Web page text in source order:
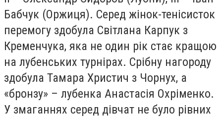
Бабчук (Оржиця). Серед жінок-тенісисток
перемогу здобула Світлана Карпук з
Кременчука, яка не один рік стає кращою
на лубенських турнірах. Срібну нагороду
здобула Тамара Христич з Чорнух, а
«бронзу» – лубенка Анастасія Охріменко.
У змаганнях серед дівчат не було рівних